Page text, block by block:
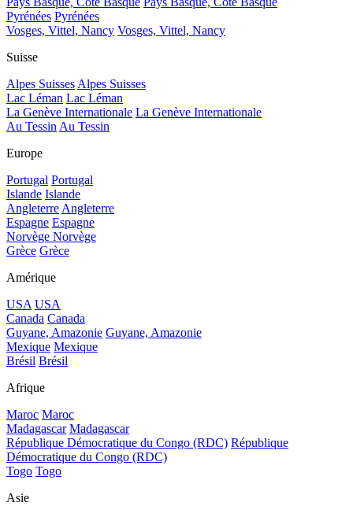
Pyrénées Pyrénées
Vosges, Vittel, Nancy Vosges, Vittel, Nancy
Suisse
Alpes SuissesAlpes Suisses
Lac Léman Lac Léman
La Genève Internationale La Genève Internationale
Au TessinAu Tessin
Europe
Portugal Portugal
Islande Islande
AngleterreAngleterre
Espagne Espagne
Norvège Norvège
Grèce Grèce
Amérique
USA USA
Canada Canada
Guyane, Amazonie Guyane, Amazonie
Mexique Mexique
Brésil Brésil
Afrique
Maroc Maroc
Madagascar Madagascar
République Démocratique du Congo (RDC) République
Démocratique du Congo (RDC)
Togo Togo
Asie